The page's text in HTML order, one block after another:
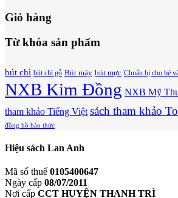
Giỏ hàng
Từ khóa sản phẩm
bút chì bút chì gỗ Bút máy bút mực Chuẩn bị cho bé
NXB Kim Đồng NXB Mỹ
tham khảo Tiếng Việt sách tham khảo
đồng hồ báo thức
Hiệu sách Lan Anh
Mã số thuế 0105400647
Ngày cấp 08/07/2011
Nơi cấp CCT HUYỆN THANH TRÌ